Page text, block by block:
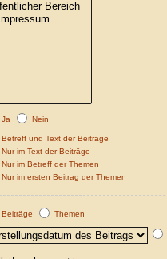
Ja
Nein
Betreff und Text der Beiträge
Nur im Text der Beiträge
Nur im Betreff der Themen
Nur im ersten Beitrag der Themen
Beiträge
Themen